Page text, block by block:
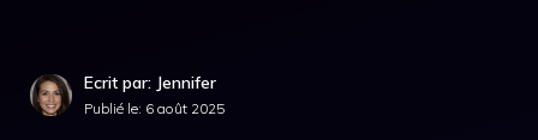
Ecrit par: Jennifer
Publié le: 6 août 2025